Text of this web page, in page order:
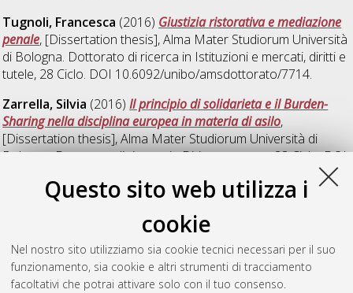
Questo sito web utilizza i
cookie
Nel nostro sito utilizziamo sia cookie tecnici necessari per il suo
funzionamento, sia cookie e altri strumenti di tracciamento
facoltativi che potrai attivare solo con il tuo consenso.
Tugnoli, Francesca (2016) Giustizia ristorativa e mediazione
penale, [Dissertation thesis], Alma Mater Studiorum Università
di Bologna. Dottorato di ricerca in Istituzioni e mercati, diritti e
tutele, 28 Ciclo. DOI 10.6092/unibo/amsdottorato/7714.
Zarrella, Silvia (2016)Il principio di solidarieta e il Burden-
Sharing nella disciplina europea in materia di asilo,
[Dissertation thesis], Alma Mater Studiorum Università di
Bologna. Dottorato di ricerca inDiritto europeo, 28 Ciclo. DOI
Zheng, Junping(2016) The Right of Deduction within the
European VAT: A Perspective for the VAT Reform in China
[Dissertation thesis], Alma Mater Studiorum Università di
Bologna. Dottorato di ricerca inDiritto tributario europeo, 28
Ciclo. DOI 10.6092/unibo/amsdottorato/7307.